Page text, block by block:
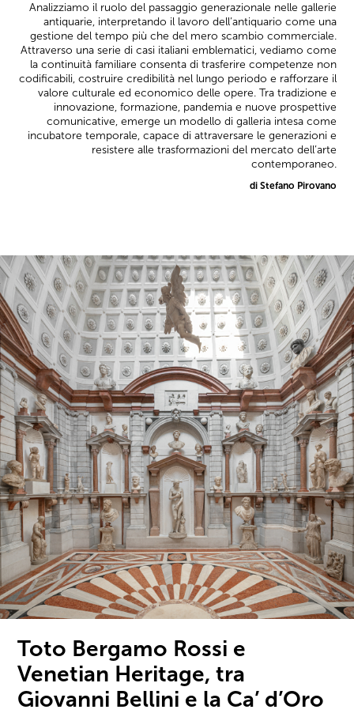
Analizziamo il ruolo del passaggio generazionale nelle gallerie
antiquarie, interpretando il lavoro dell’antiquario come una
gestione del tempo più che del mero scambio commerciale.
Attraverso una serie di casi italiani emblematici, vediamo come
la continuità familiare consenta di trasferire competenze non
codificabili, costruire credibilità nel lungo periodo e rafforzare il
valore culturale ed economico delle opere. Tra tradizione e
innovazione, formazione, pandemia e nuove prospettive
comunicative, emerge un modello di galleria intesa come
incubatore temporale, capace di attraversare le generazioni e
resistere alle trasformazioni del mercato dell’arte
contemporaneo.
di Stefano Pirovano
Toto Bergamo Rossi e
Venetian Heritage, tra
Giovanni Bellini e la Ca’ d’Oro